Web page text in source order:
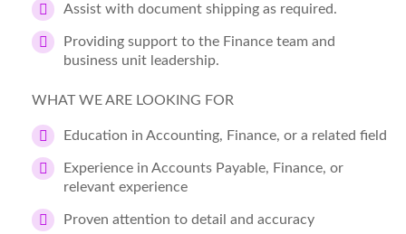
Assist with document shipping as required.
Providing support to the Finance team and
business unit leadership.
WHAT WE ARE LOOKING FOR
Education in Accounting, Finance, or a related field
Experience in Accounts Payable, Finance, or
relevant experience
Proven attention to detail and accuracy